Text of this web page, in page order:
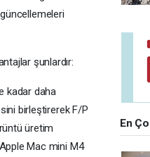
şunlardır:
kadar daha
birleştirerek F/P
üretim
Mac mini M4
En